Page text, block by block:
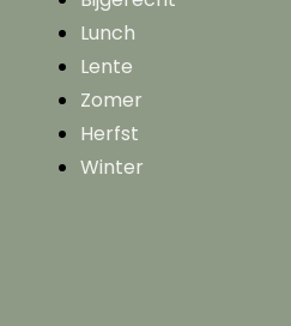
Lunch
Lente
Zomer
Herfst
Winter